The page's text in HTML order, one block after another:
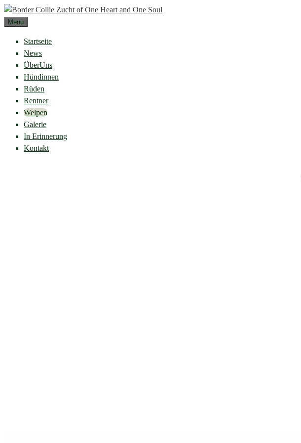
Zum
Inhalt
Menü
Startseite
News
ÜberUns
Hündinnen
Rüden
Rentner
Welpen
Galerie
In Erinnerung
Kontakt